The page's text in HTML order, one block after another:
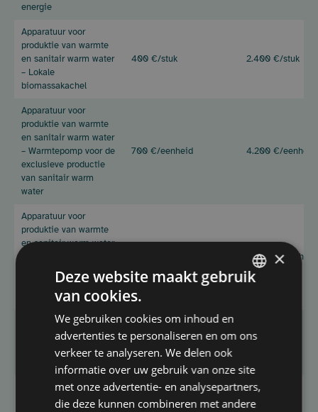
energie
Apparatuur voor
produktie van warmte
en sanitair warm water
– Lokale
biomassakachel
400 €/stuk 2.400 €/stuk
Apparatuur voor
produktie van warmte
en sanitair warm water
– Warmtepomp voor de
exclusieve productie
van sanitair warm
water
700 €/eenheid 4.200 €/eenheid
Apparatuur voor
produktie van warmte
en sanitair warm water
verwarming of
gecombineerde
verwarming
9.000 €/eenheid
Buitenschrijnwerk –
Vervangen van
buitenschrijnwerk of
65 €/m2 390 €/m2
Renovatie van de
dakstructuur
250€ 1.500 €
×
Deze website maakt gebruik
van cookies.
We gebruiken cookies om inhoud en
advertenties te personaliseren en om ons
verkeer te analyseren. We delen ook
informatie over uw gebruik van onze site
met onze advertentie- en analysepartners,
die deze kunnen combineren met andere